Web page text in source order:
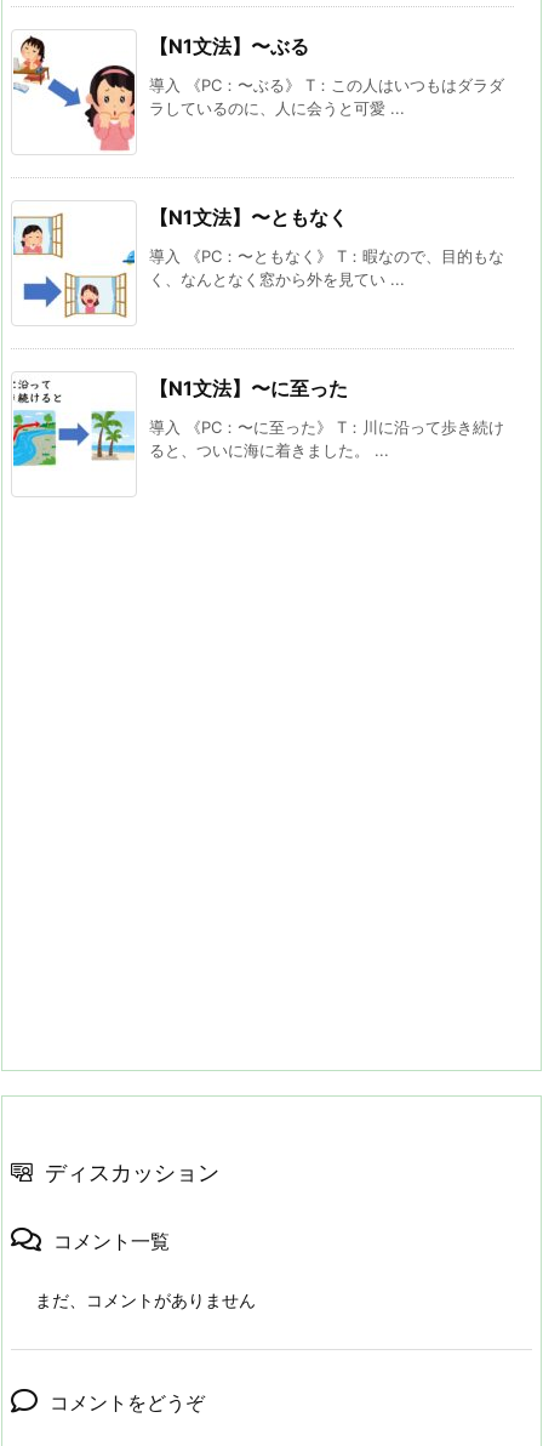
【N1文法】〜ぶる
導入 《PC：〜ぶる》 T：この人はいつもはダラダ
ラしているのに、人に会うと可愛 ...
【N1文法】〜ともなく
導入 《PC：〜ともなく》 T：暇なので、目的もな
く、なんとなく窓から外を見てい ...
【N1文法】〜に至った
導入 《PC：〜に至った》 T：川に沿って歩き続け
ると、ついに海に着きました。 ...
ディスカッション
コメント一覧
まだ、コメントがありません
コメントをどうぞ